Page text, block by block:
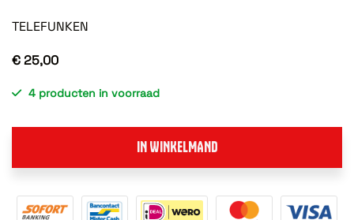
TELEFUNKEN
€ 25,00
4 producten in voorraad
IN WINKELMAND